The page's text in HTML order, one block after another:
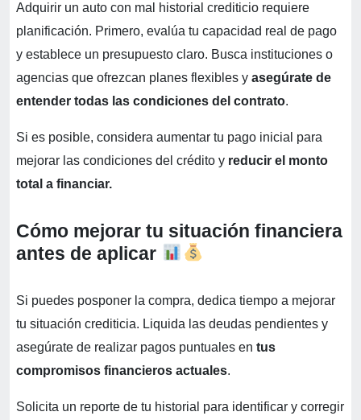
Adquirir un auto con mal historial crediticio requiere
planificación. Primero, evalúa tu capacidad real de pago
y establece un presupuesto claro. Busca instituciones o
agencias que ofrezcan planes flexibles y asegúrate de
entender todas las condiciones del contrato.
Si es posible, considera aumentar tu pago inicial para
mejorar las condiciones del crédito y reducir el monto
total a financiar.
Cómo mejorar tu situación financiera
antes de aplicar
Si puedes posponer la compra, dedica tiempo a mejorar
tu situación crediticia. Liquida las deudas pendientes y
asegúrate de realizar pagos puntuales en tus
compromisos financieros actuales.
Solicita un reporte de tu historial para identificar y corregir